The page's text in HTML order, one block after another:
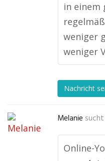
in einem
weniger
weniger
Nachricht
Melanie
Online-